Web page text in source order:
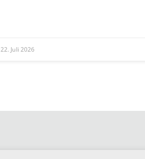
22. Juli 2026